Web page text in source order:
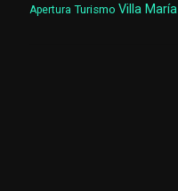
Apertura Turismo Villa María